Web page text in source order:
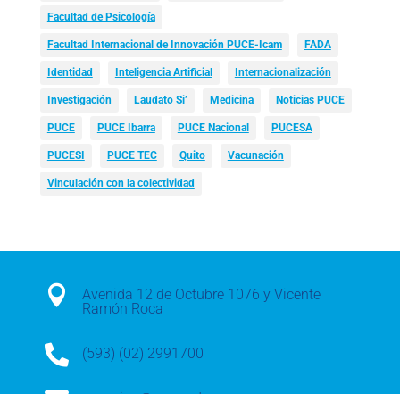
Facultad de Psicología
Facultad Internacional de Innovación PUCE-Icam FADA
Identidad Inteligencia Artificial Internacionalización
Investigación Laudato Si’ Medicina Noticias PUCE
PUCE PUCE Ibarra PUCE Nacional PUCESA
PUCESI PUCE TEC Quito Vacunación
Vinculación con la colectividad

Avenida 12 de Octubre 1076 y Vicente
Ramón Roca
 (593) (02) 2991700